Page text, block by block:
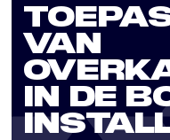
VAN
IN DE